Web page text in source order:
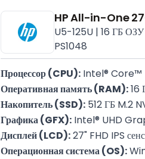
HP All-in-One
U5-125U | 16 ГБ
PS1048
Процессор (CPU): Intel® Core™
Оперативная память (RAM): 16
Накопитель (SSD): 512 ГБ M.2
Графика (GFX): Intel® UHD
Дисплей (LCD): 27" FHD IPS
Операционная система (OS):